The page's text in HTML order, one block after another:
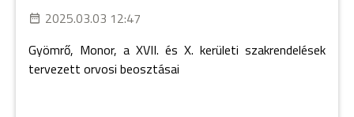
2025.03.03 12:47
Gyömrő, Monor, a XVII. és X. kerületi szakrendelések
tervezett orvosi beosztásai